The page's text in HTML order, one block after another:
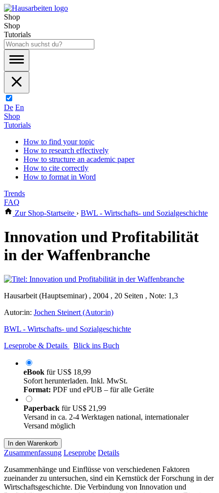
Shop
Shop
Tutorials
De En
Shop
Tutorials
How to find your topic
How to research effectively
How to structure an academic paper
How to cite correctly
How to format in Word
Trends
FAQ
Zur Shop-Startseite › BWL - Wirtschafts- und Sozialgeschichte
Innovation und Profitabilität
in der Waffenbranche
Hausarbeit (Hauptseminar) , 2004 , 20 Seiten , Note: 1,3
Autor:in: Jochen Steinert (Autor:in)
BWL - Wirtschafts- und Sozialgeschichte
Leseprobe & Details
Blick ins Buch
eBook fürUS$ 18,99
Sofort herunterladen. Inkl. MwSt.
Format: PDF und ePUB – für alle Geräte
Paperback fürUS$ 21,99
Versand in ca. 2-4 Werktagen national, internationaler
Versand möglich
In den Warenkorb
Zusammenfassung Leseprobe Details
Zusammenhänge und Einflüsse von verschiedenen Faktoren
zueinander zu untersuchen, sind ein Kernstück der Forschung in der
Wirtschaftsgeschichte. Die Verbindung von Innovation und